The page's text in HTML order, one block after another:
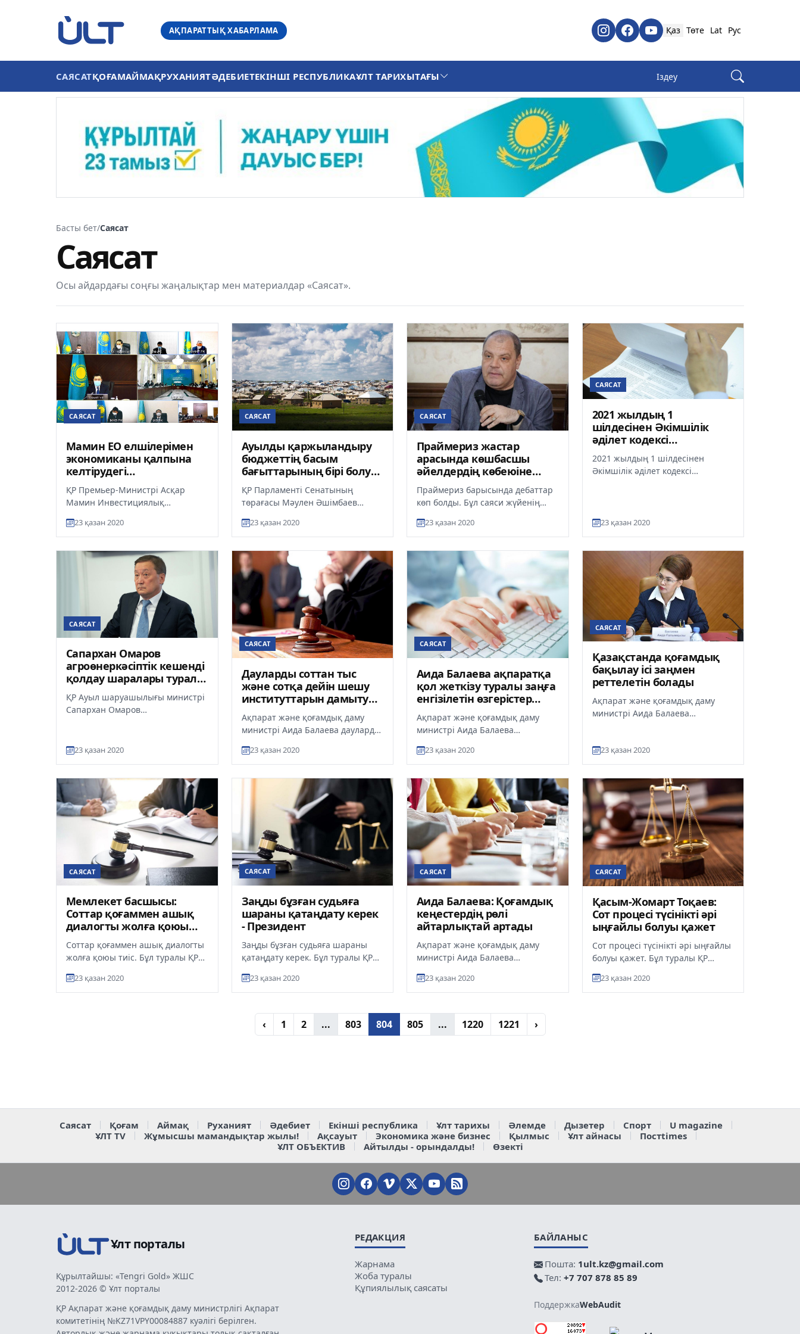
АҚПАРАТТЫҚ ХАБАРЛАМА Қаз Төте Lat Рус
САЯСАТҚОҒАМАЙМАҚРУХАНИЯТӘДЕБИЕТЕКІНШІ РЕСПУБЛИКАҰЛТ ТАРИХЫТАҒЫ
Басты бет/Саясат
Саясат
Осы айдардағы соңғы жаңалықтар мен материалдар «Саясат».
САЯСАТ
Мамин ЕО елшілерімен
экономиканы қалпына
келтірудегі
ынтымақтастықты
талқылады
ҚР Премьер-Министрі Асқар
Мамин Инвестициялық
мәселелері бойынша диалог
алаңы шеңберінде Е...
23 қазан 2020
САЯСАТ
Ауылды қаржыландыру
бюджеттің басым
бағыттарының бірі болуы
керек - Мәулен Әшімбаев
ҚР Парламенті Сенатының
төрағасы Мәулен Әшімбаев
ұлттық жоба мәртебесін беруге
қатыст...
23 қазан 2020
САЯСАТ
Праймериз жастар
арасында көшбасшы
әйелдердің көбеюіне
ықпал етті –
саясаттанушы
Праймериз барысында дебаттар
көп болды. Бұл саяси жүйенің
білдіреді. Бұл туралы Қа...
23 қазан 2020
САЯСАТ
2021 жылдың 1
шілдесінен Әкімшілік
әділет кодексі
қолданысқа енгізіледі
2021 жылдың 1 шілдесінен
Әкімшілік әділет кодексі
23 қазан 2020
САЯСАТ
Сапархан Омаров
агроөнеркәсіптік кешенді
қолдау шаралары туралы
айтты
ҚР Ауыл шаруашылығы министрі
Сапархан Омаров
туралы айтты, д...
23 қазан 2020
САЯСАТ
Дауларды соттан тыс
және сотқа дейін шешу
институттарын дамыту
қажет - министр
Ақпарат және қоғамдық даму
министрі Аида Балаева дауларды
шешу институттарын дамыту м...
23 қазан 2020
САЯСАТ
Аида Балаева ақпаратқа
қол жеткізу туралы заңға
енгізілетін өзгерістер
Ақпарат және қоғамдық даму
министрі Аида Балаева
заңға өзгерістер мен
толықтырулар...
23 қазан 2020
САЯСАТ
Қазақстанда қоғамдық
бақылау ісі заңмен
реттелетін болады
Ақпарат және қоғамдық даму
министрі Аида Балаева
қала...
23 қазан 2020
САЯСАТ
Мемлекет басшысы:
Cоттар қоғаммен ашық
диалогты жолға қоюы
тиіс
Соттар қоғаммен ашық диалогты
жолға қоюы тиіс. Бұл туралы ҚР
Мемлекет басшысы Қасым-Жо...
23 қазан 2020
САЯСАТ
Заңды бұзған судьяға
шараны қатаңдату керек
- Президент
Заңды бұзған судьяға шараны
қатаңдату керек. Бұл туралы ҚР
Мемлекет басшысы Қасым-
Жома...
23 қазан 2020
САЯСАТ
Аида Балаева: Қоғамдық
кеңестердің рөлі
айтарлықтай артады
Ақпарат және қоғамдық даму
министрі Аида Балаева
кеңестердің рөлі едәуір
артатынын мәлім е...
23 қазан 2020
САЯСАТ
Қасым-Жомарт Тоқаев:
Сот процесі түсінікті әрі
ыңғайлы болуы қажет
Сот процесі түсінікті әрі ыңғайлы
болуы қажет. Бұл туралы ҚР
Мемлекет басшысы Қасым-Жо...
23 қазан 2020
‹ 1 2 ... 803 804 805 ... 1220 1221 ›
Саясат Қоғам Аймақ Руханият Әдебиет Екінші республика Ұлт тарихы Әлемде Дызетер Спорт
U magazine
ҰЛТ TV
Жұмысшы мамандықтар жылы! Ақсауыт Экономика және бизнес Қылмыс Ұлт айнасы
Постtimes
ҰЛТ ОБЪЕКТИВ
Айтылды - орындалды! Өзекті
Ұлт порталы
Құрылтайшы: «Tengri Gold» ЖШС
2012-2026 © Ұлт порталы
ҚР Ақпарат және қоғамдық даму министрлігі Ақпарат
комитетінің №KZ71VPY00084887 куәлігі берілген.
РЕДАКЦИЯ
Жарнама
Жоба туралы
Құпиялылық саясаты
БАЙЛАНЫС
Пошта: 1ult.kz@gmail.com
Тел: +7 707 878 85 89
ПоддержкаWebAudit